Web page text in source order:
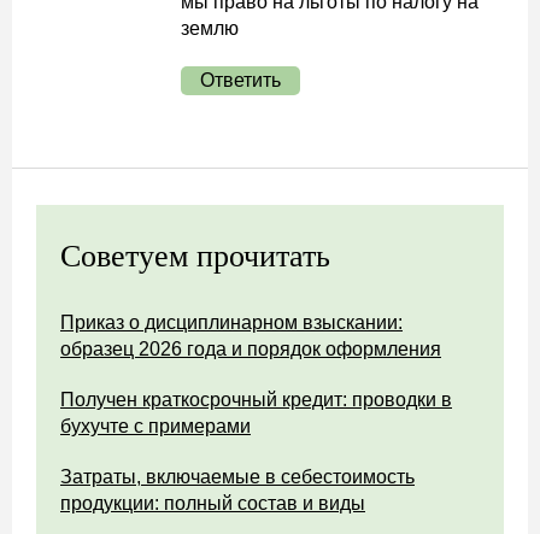
землю
Ответить
Советуем прочитать
Приказ о дисциплинарном взыскании:
образец 2026 года и порядок оформления
Получен краткосрочный кредит: проводки в
бухучте с примерами
Затраты, включаемые в себестоимость
продукции: полный состав и виды